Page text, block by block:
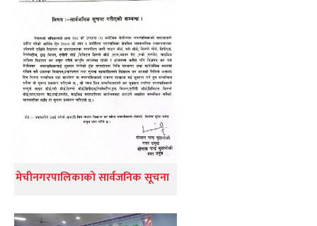
मेचीनगरपालिकाको सार्वजनिक सूचना